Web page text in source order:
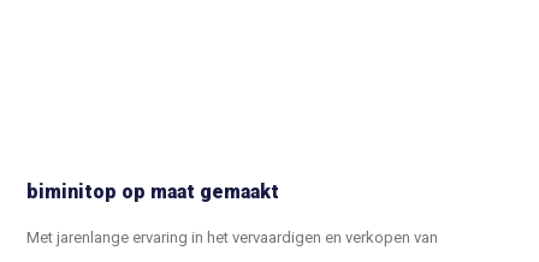
biminitop op maat gemaakt
Met jarenlange ervaring in het vervaardigen en verkopen van